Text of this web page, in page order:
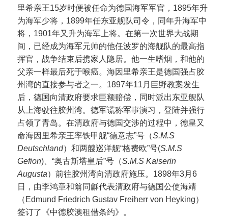
里希亲王15岁时便被任命为德国海军军官，1895年升
为海军少将，1899年任东亚舰队司令，同年升海军中
将，1901年又升为海军上将。在第一次世界大战期
间，已经成为海军元帅的他任波罗的海舰队的最高指
挥官，战争结束后携家人隐居。他一生嗜烟，和他的
父亲一样最后死于喉癌。海因里希亲王是德国强占胶
州湾的直接参与者之一。1897年11月巨野教案发生
后，德国向清政府要求巨额赔偿，同时派出东亚舰队
从上海驶往胶州湾。德军谎称军事演习，登陆并强行
占领了青岛。在清政府与德国交涉的过程中，德皇又
命海因里希亲王率铁甲舰“德意志”号（S.M.S
Deutschland）和两艘巡洋舰“格费欧”号(S.M.S
Gefion)、“奥古斯塔皇后”号（S.M.S Kaiserin
Augusta）前往胶州湾向清政府施压。1898年3月6
日，由李鸿章和翁同龢代表清政府与德国公使海靖
（Edmund Friedrich Gustav Freiherr von Heyking）
签订了《中德胶澳租借条约》。